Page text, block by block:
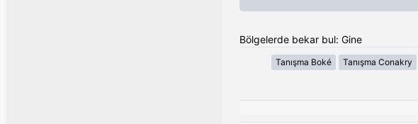
Bölgelerde bekar bul: Gine
Tanışma Boké Tanışma Conakry